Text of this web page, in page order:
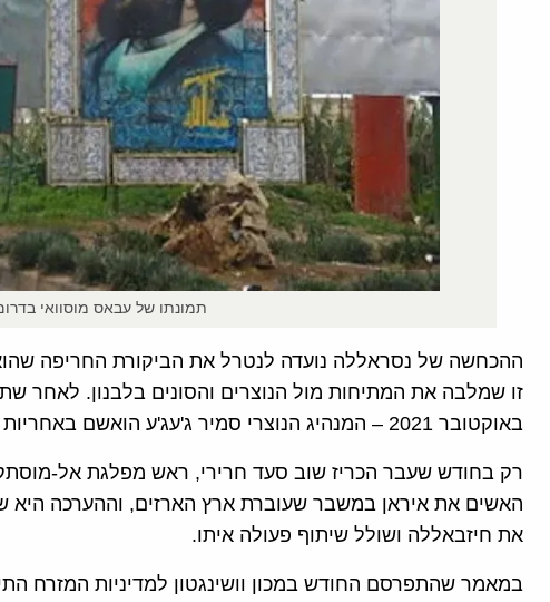
תמונתו של עבאס מוסוואי
ההכחשה של נסראללה נועדה לנטרל את הביקורת החריפה
זו שמלבה את המתיחות מול הנוצרים והסונים בלבנון. לאחר
באוקטובר 2021 – המנהיג הנוצרי סמיר ג'עג'ע הואשם באחריות לרצח.
רק בחודש שעבר הכריז שוב סעד חרירי, ראש מפלגת אל-
האשים את איראן במשבר שעוברת ארץ הארזים, וההערכה היא
את חיזבאללה ושולל שיתוף פעולה איתו.
במאמר שהתפרסם החודש במכון וושינגטון למדיניות המזרח